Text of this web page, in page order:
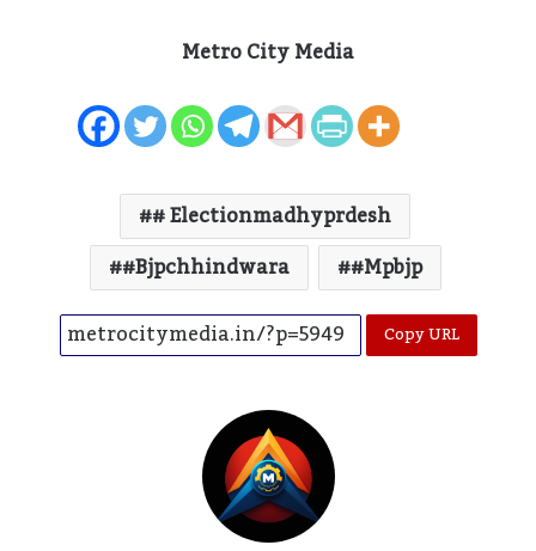
Metro City Media
# Electionmadhyprdesh
#bjpchhindwara
#mpbjp
Copy URL